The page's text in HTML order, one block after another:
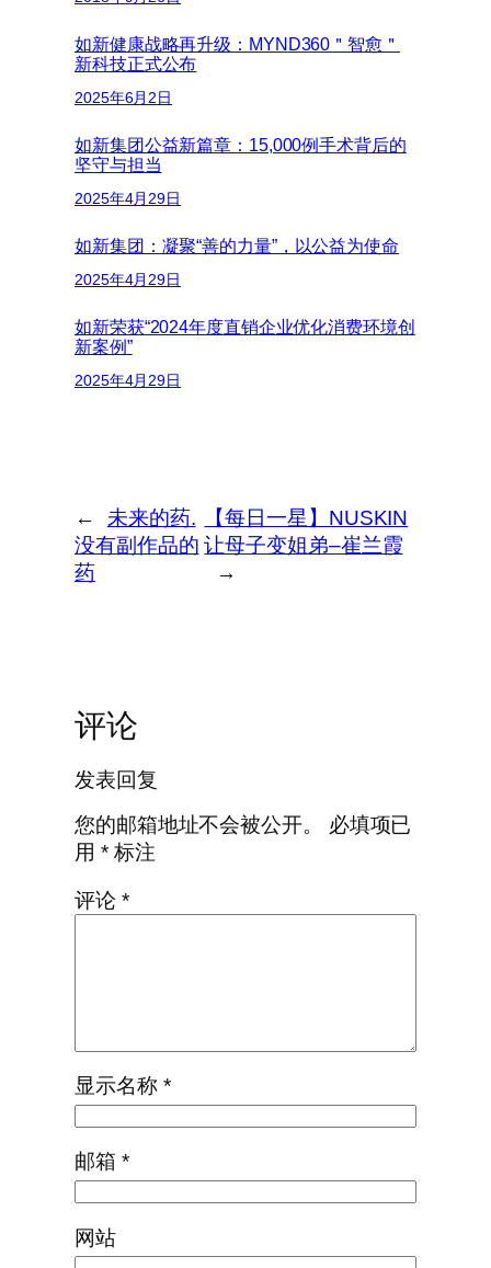
如新健康战略再升级：MYND360＂智愈＂
新科技正式公布
2025年6月2日
如新集团公益新篇章：15,000例手术背后的
坚守与担当
2025年4月29日
如新集团：凝聚“善的力量”，以公益为使命
2025年4月29日
如新荣获“2024年度直销企业优化消费环境创
新案例”
2025年4月29日
←
未来的药.
没有副作品的
药
【每日一星】NUSKIN
让母子变姐弟–崔兰霞
→
评论
发表回复
您的邮箱地址不会被公开。
必填项已
用 *标注
评论 *
显示名称 *
邮箱 *
网站